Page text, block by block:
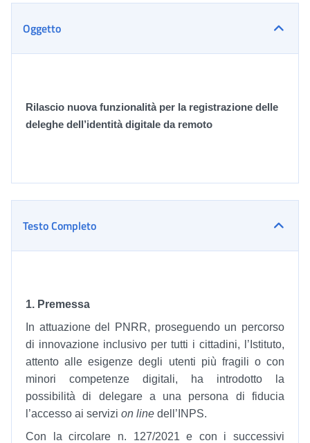
Oggetto
Rilascio nuova funzionalità per la registrazione delle
deleghe dell’identità digitale da remoto
Testo Completo
1. Premessa
In attuazione del PNRR, proseguendo un percorso
di innovazione inclusivo per tutti i cittadini, l’Istituto,
attento alle esigenze degli utenti più fragili o con
minori competenze digitali, ha introdotto la
possibilità di delegare a una persona di fiducia
l’accesso ai servizi on line dell’INPS.
Con la circolare n. 127/2021 e con i successivi